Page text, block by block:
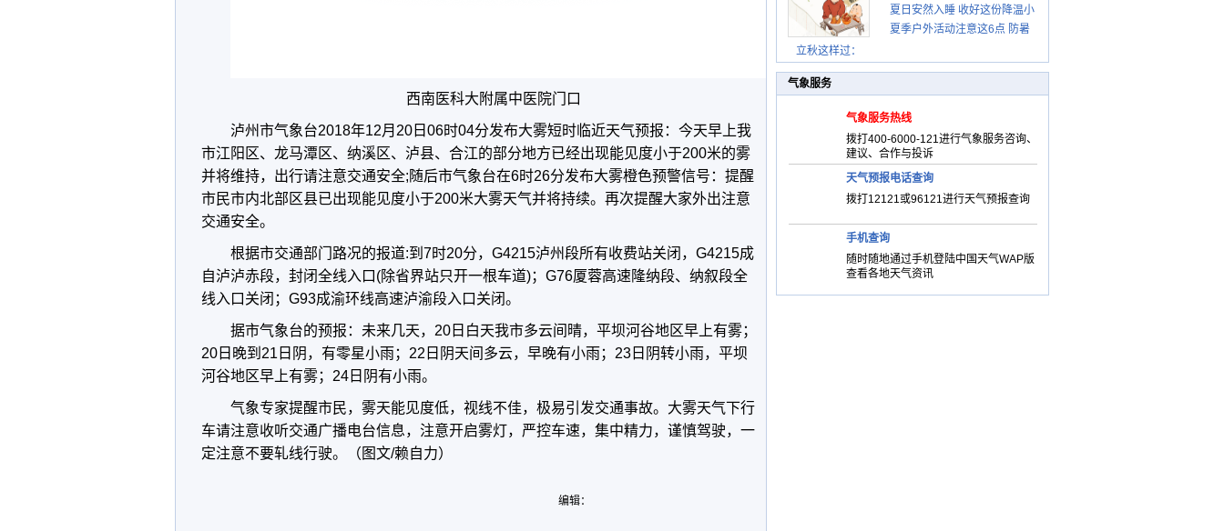
西南医科大附属中医院门口
泸州市气象台2018年12月20日06时04分发布大雾短时临近天气预报：今天早上我
市江阳区、龙马潭区、纳溪区、泸县、合江的部分地方已经出现能见度小于200米的雾
并将维持，出行请注意交通安全;随后市气象台在6时26分发布大雾橙色预警信号：提醒
市民市内北部区县已出现能见度小于200米大雾天气并将持续。再次提醒大家外出注意
交通安全。
根据市交通部门路况的报道:到7时20分，G4215泸州段所有收费站关闭，G4215成
自泸泸赤段，封闭全线入口(除省界站只开一根车道)；G76厦蓉高速隆纳段、纳叙段全
线入口关闭；G93成渝环线高速泸渝段入口关闭。
据市气象台的预报：未来几天，20日白天我市多云间晴，平坝河谷地区早上有雾；
20日晚到21日阴，有零星小雨；22日阴天间多云，早晚有小雨；23日阴转小雨，平坝
河谷地区早上有雾；24日阴有小雨。
气象专家提醒市民，雾天能见度低，视线不佳，极易引发交通事故。大雾天气下行
车请注意收听交通广播电台信息，注意开启雾灯，严控车速，集中精力，谨慎驾驶，一
定注意不要轧线行驶。（图文/赖自力）
编辑：
立秋这样过：
这些前兆要知道
夏日安然入睡 收好这份降温小
贴士
夏季户外活动注意这6点 防暑
气象服务
气象服务热线
拨打400-6000-121进行气象服务咨询、
建议、合作与投诉
天气预报电话查询
拨打12121或96121进行天气预报查询
手机查询
随时随地通过手机登陆中国天气WAP版
查看各地天气资讯